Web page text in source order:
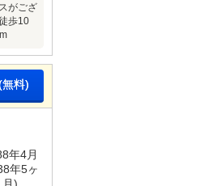
がござ
歩10
料)
年4月
年5ヶ